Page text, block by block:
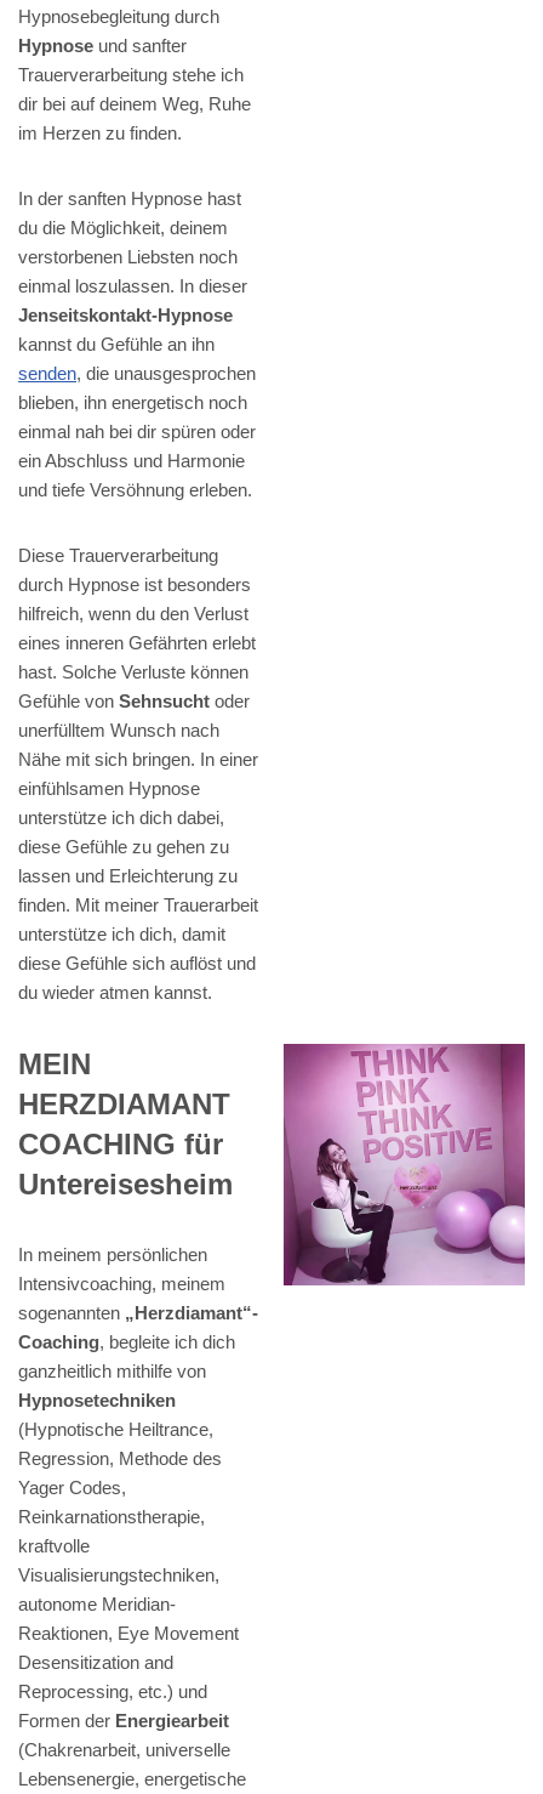
Hypnosebegleitung durch
Hypnose und sanfter
Trauerverarbeitung stehe ich
dir bei auf deinem Weg, Ruhe
im Herzen zu finden.
In der sanften Hypnose hast
du die Möglichkeit, deinem
verstorbenen Liebsten noch
einmal loszulassen. In dieser
Jenseitskontakt-Hypnose
kannst du Gefühle an ihn
senden, die unausgesprochen
blieben, ihn energetisch noch
einmal nah bei dir spüren oder
ein Abschluss und Harmonie
und tiefe Versöhnung erleben.
Diese Trauerverarbeitung
durch Hypnose ist besonders
hilfreich, wenn du den Verlust
eines inneren Gefährten erlebt
hast. Solche Verluste können
Gefühle von Sehnsucht oder
unerfülltem Wunsch nach
Nähe mit sich bringen. In einer
einfühlsamen Hypnose
unterstütze ich dich dabei,
diese Gefühle zu gehen zu
lassen und Erleichterung zu
finden. Mit meiner Trauerarbeit
unterstütze ich dich, damit
diese Gefühle sich auflöst und
du wieder atmen kannst.
MEIN
HERZDIAMANT
COACHING für
Untereisesheim
In meinem persönlichen
Intensivcoaching, meinem
sogenannten „Herzdiamant“-
Coaching, begleite ich dich
ganzheitlich mithilfe von
Hypnosetechniken
(Hypnotische Heiltrance,
Regression, Methode des
Yager Codes,
Reinkarnationstherapie,
kraftvolle
Visualisierungstechniken,
autonome Meridian-
Reaktionen, Eye Movement
Desensitization and
Reprocessing, etc.) und
Formen der Energiearbeit
(Chakrenarbeit, universelle
Lebensenergie, energetische